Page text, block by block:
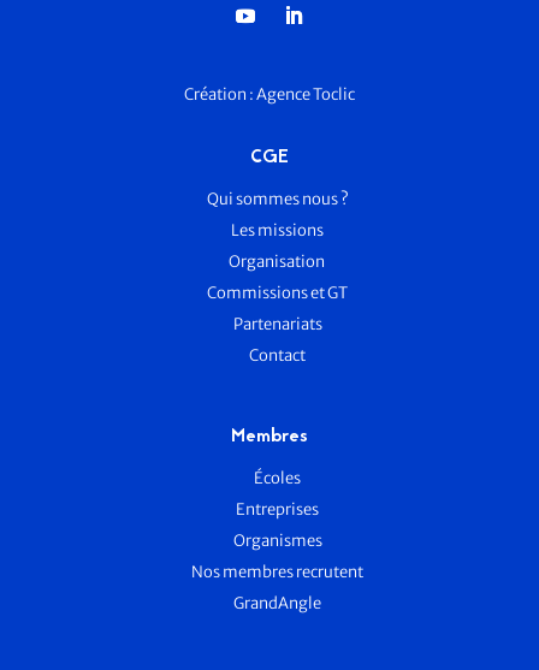
Création :Agence Toclic
CGE
Qui sommes nous ?
Les missions
Organisation
Commissions et GT
Partenariats
Contact
Membres
Écoles
Entreprises
Organismes
Nos membres recrutent
GrandAngle